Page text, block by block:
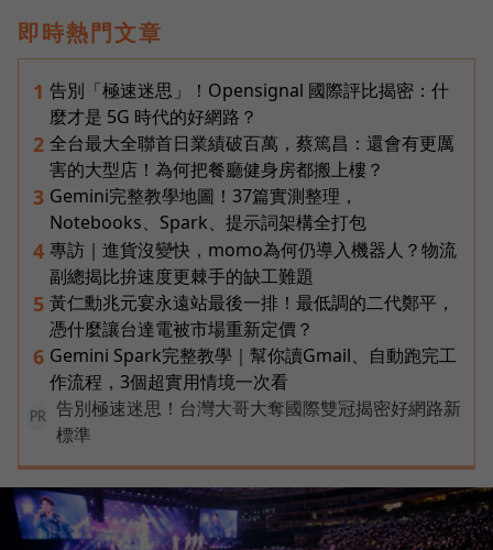
即時熱門文章
1 告別「極速迷思」！Opensignal 國際評比揭密：什
麼才是 5G 時代的好網路？
2 全台最大全聯首日業績破百萬，蔡篤昌：還會有更厲
害的大型店！為何把餐廳健身房都搬上樓？
3 Gemini完整教學地圖！37篇實測整理，
Notebooks、Spark、提示詞架構全打包
4 專訪｜進貨沒變快，momo為何仍導入機器人？物流
副總揭比拚速度更棘手的缺工難題
5 黃仁勳兆元宴永遠站最後一排！最低調的二代鄭平，
憑什麼讓台達電被市場重新定價？
6 Gemini Spark完整教學｜幫你讀Gmail、自動跑完工
作流程，3個超實用情境一次看
PR
告別極速迷思！台灣大哥大奪國際雙冠揭密好網路新
標準